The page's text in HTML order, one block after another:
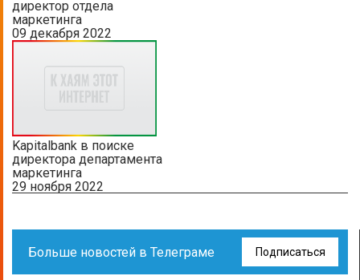
директор отдела
маркетинга
09 декабря 2022
Kapitalbank в поиске
директора департамента
маркетинга
29 ноября 2022
Больше новостей в Телеграме Подписаться